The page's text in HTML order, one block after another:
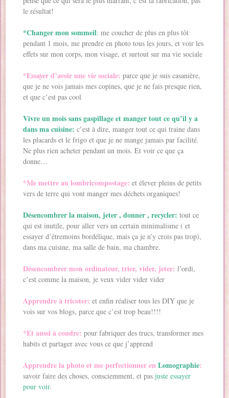
le résultat!
*Changer mon sommeil: me coucher de plus en plus tôt
pendant 1 mois, me prendre en photo tous les jours, et voir les
effets sur mon corps, mon visage, et surtout sur ma vie sociale
*Essayer d’avoir une vie sociale: parce que je suis casanière,
que je ne vois jamais mes copines, que je ne fais presque rien,
et que c’est pas cool
Vivre un mois sans gaspillage et manger tout ce qu’il y a
dans ma cuisine: c’est à dire, manger tout ce qui traine dans
les placards et le frigo et que je ne mange jamais par facilité.
Ne plus rien acheter pendant un mois. Et voir ce que ça
donne…
*Me mettre au lombricompostage: et élever pleins de petits
vers de terre qui vont manger mes déchets organiques!
Désencombrer la maison, jeter , donner , recycler: tout ce
qui est inutile, pour aller vers un certain minimalisme ( et
essayer d’êtremoins bordélique, mais ça je n’y crois pas trop),
dans ma cuisine, ma salle de bain, ma chambre.
Désencombrer mon ordinateur, trier, vider, jeter: l’ordi,
c’est comme la maison, je veux vider vider vider
Apprendre à tricoter: et enfin réaliser tous les DIY que je
vois sur vos blogs, parce que c’est trop beau!!!!
*Et aussi à coudre: pour fabriquer des trucs, transformer mes
habits et partager avec vous ce que j’apprend
Apprendre la photo et me perfectionner enLomographie:
savoir faire des choses, consciemment, et pasjuste essayer
pour voir.